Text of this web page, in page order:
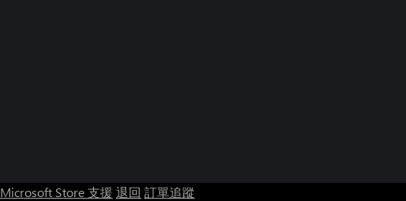
Microsoft Store 支援 退回 訂單追蹤